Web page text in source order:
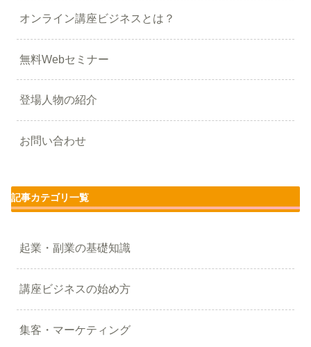
オンライン講座ビジネスとは？
無料Webセミナー
登場人物の紹介
お問い合わせ
記事カテゴリ一覧
起業・副業の基礎知識
講座ビジネスの始め方
集客・マーケティング